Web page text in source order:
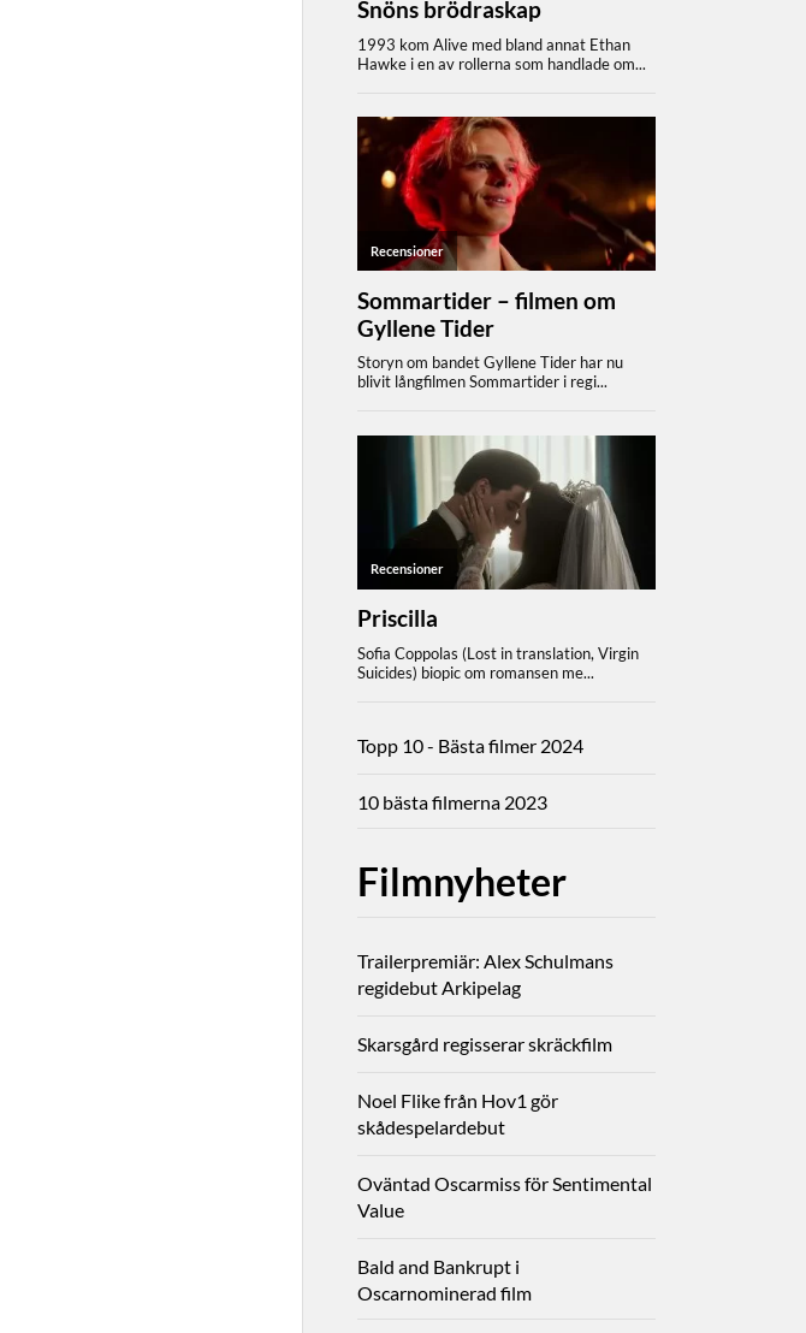
Topp 10 - Bästa filmer 2024
10 bästa filmerna 2023
Filmnyheter
Trailerpremiär: Alex Schulmans
regidebut Arkipelag
Skarsgård regisserar skräckfilm
Noel Flike från Hov1 gör
skådespelardebut
Oväntad Oscarmiss för Sentimental
Value
Bald and Bankrupt i
Oscarnominerad film